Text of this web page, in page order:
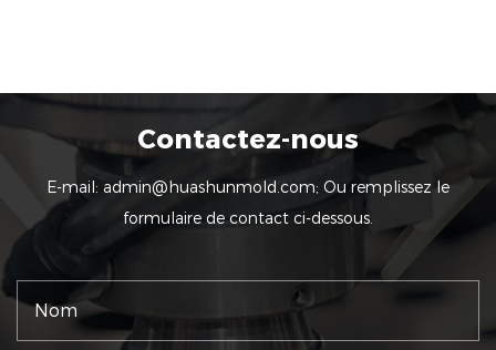
Contactez-nous
E-mail: admin@huashunmold.com; Ou remplissez le
formulaire de contact ci-dessous.